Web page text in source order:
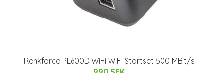
Renkforce PL600D WiFi WiFi Startset 500 MBit/s